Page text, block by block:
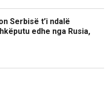
Serbisë t’i ndalë
edhe nga Rusia,